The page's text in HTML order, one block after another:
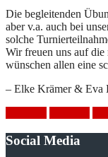
Die begleitenden
aber v.a. auch bei
solche
Wir freuen uns auf die
wünschen allen eine
– Elke Krämer & Eva
Social Media